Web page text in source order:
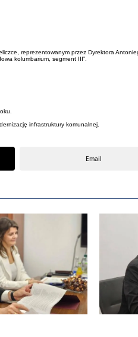
reprezentowanym przez Dyrektora
kolumbarium, segment III”.
infrastruktury komunalnej.
Email